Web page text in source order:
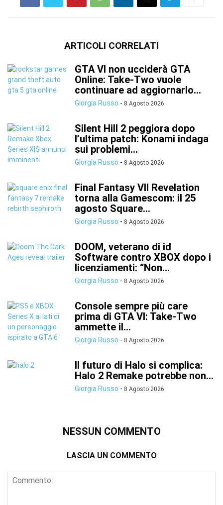
ARTICOLI CORRELATI
GTA VI non ucciderà GTA
Online: Take-Two vuole
continuare ad aggiornarlo...
Giorgia Russo - 8 Agosto 2026
Silent Hill 2 peggiora dopo
l’ultima patch: Konami indaga
sui problemi...
Giorgia Russo - 8 Agosto 2026
Final Fantasy VII Revelation
torna alla Gamescom: il 25
agosto Square...
Giorgia Russo - 8 Agosto 2026
DOOM, veterano di id
Software contro XBOX dopo i
licenziamenti: “Non...
Giorgia Russo - 8 Agosto 2026
Console sempre più care
prima di GTA VI: Take-Two
ammette il...
Giorgia Russo - 8 Agosto 2026
Il futuro di Halo si complica:
Halo 2 Remake potrebbe non...
Giorgia Russo - 8 Agosto 2026
NESSUN COMMENTO
LASCIA UN COMMENTO